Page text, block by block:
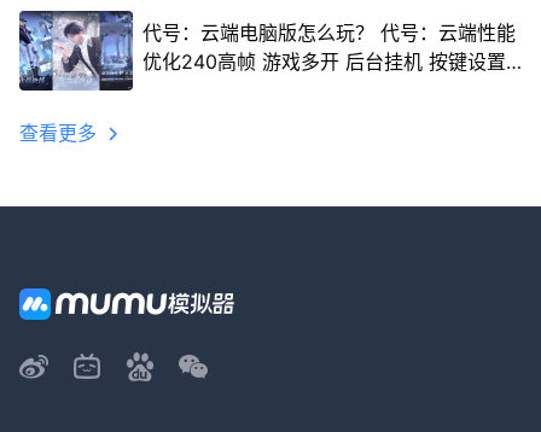
代号：云端电脑版怎么玩？ 代号：云端性能
优化240高帧 游戏多开 后台挂机 按键设置
查看更多